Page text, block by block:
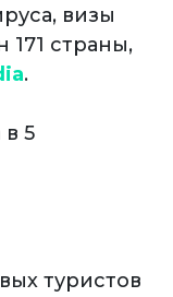
визы
страны,
.
5
туристов